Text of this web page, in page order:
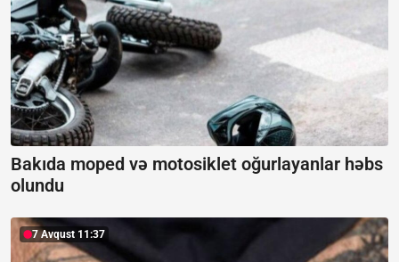
Bakıda moped və motosiklet oğurlayanlar həbs
olundu
7 Avqust 11:37